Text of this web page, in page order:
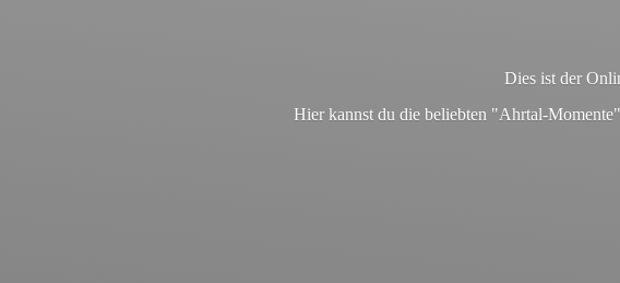
Dies ist der
Hier kannst du die beliebten "Ahrtal-